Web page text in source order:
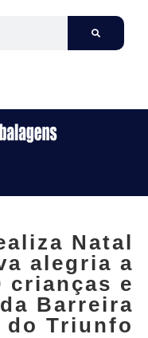
Natal
alegria a
crianças e
Barreira
do Triunfo